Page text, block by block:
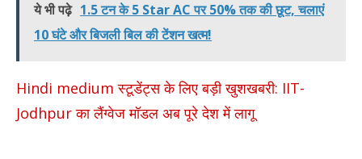
ये भी पढ़े 1.5 टन के 5 Star AC पर 50% तक की छूट, चलाएं
10 घंटे और बिजली बिल की टेंशन खत्म!
Hindi medium स्टूडेंट्स के लिए बड़ी खुशखबरी: IIT-
Jodhpur का लैंग्वेज मॉडल अब पूरे देश में लागू